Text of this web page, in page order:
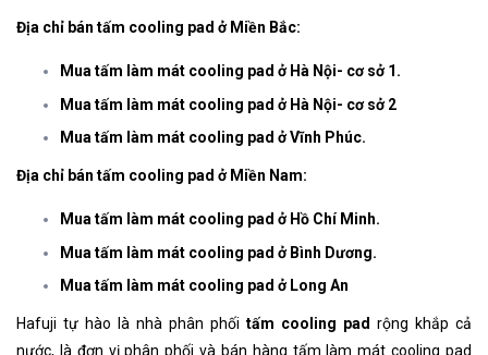
Địa chỉ bán tấm cooling pad ở Miền Bắc:
Mua tấm làm mát cooling pad ở Hà Nội- cơ sở 1.
Mua tấm làm mát cooling pad ở Hà Nội- cơ sở 2
Mua tấm làm mát cooling pad ở Vĩnh Phúc.
Địa chỉ bán tấm cooling pad ở Miền Nam:
Mua tấm làm mát cooling pad ở Hồ Chí Minh.
Mua tấm làm mát cooling pad ở Bình Dương.
Mua tấm làm mát cooling pad ở Long An
Hafuji tự hào là nhà phân phối tấm cooling pad rộng khắp cả
nước, là đơn vị phân phối và bán hàng tấm làm mát cooling pad